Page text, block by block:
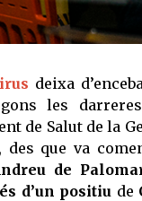
deixa
les
de Salut de la
des que va
de
d’un positiu de